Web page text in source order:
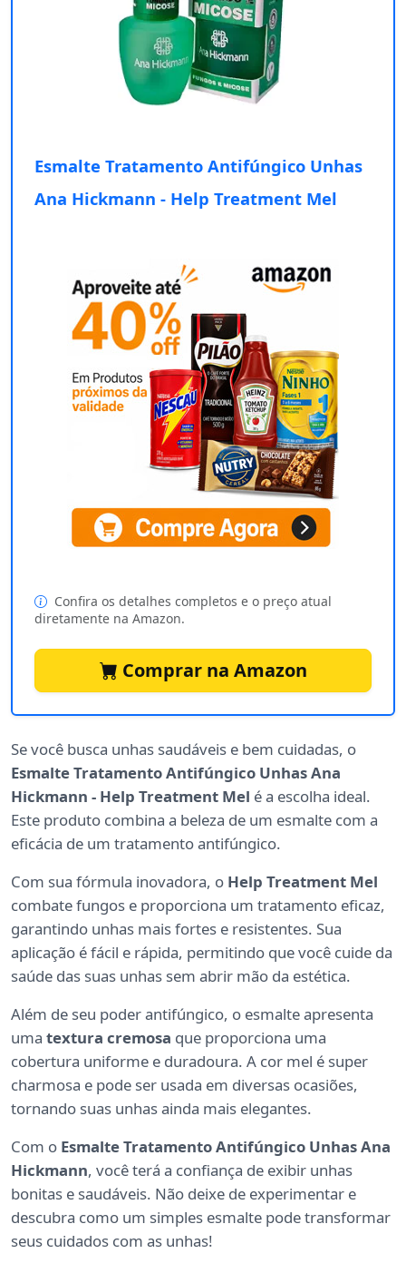
Esmalte Tratamento Antifúngico Unhas
Ana Hickmann - Help Treatment Mel
Confira os detalhes completos e o preço atual
diretamente na Amazon.
Comprar na Amazon
Se você busca unhas saudáveis e bem cuidadas, o
Esmalte Tratamento Antifúngico Unhas Ana
Hickmann - Help Treatment Mel é a escolha ideal.
Este produto combina a beleza de um esmalte com a
eficácia de um tratamento antifúngico.
Com sua fórmula inovadora, o Help Treatment Mel
combate fungos e proporciona um tratamento eficaz,
garantindo unhas mais fortes e resistentes. Sua
aplicação é fácil e rápida, permitindo que você cuide da
saúde das suas unhas sem abrir mão da estética.
Além de seu poder antifúngico, o esmalte apresenta
uma textura cremosa que proporciona uma
cobertura uniforme e duradoura. A cor mel é super
charmosa e pode ser usada em diversas ocasiões,
tornando suas unhas ainda mais elegantes.
Com o Esmalte Tratamento Antifúngico Unhas Ana
Hickmann, você terá a confiança de exibir unhas
bonitas e saudáveis. Não deixe de experimentar e
descubra como um simples esmalte pode transformar
seus cuidados com as unhas!